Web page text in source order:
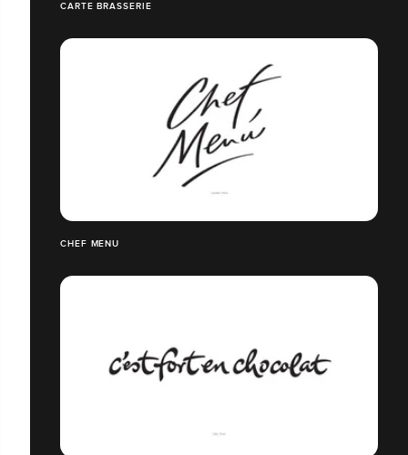
CARTE BRASSERIE
CHEF MENU